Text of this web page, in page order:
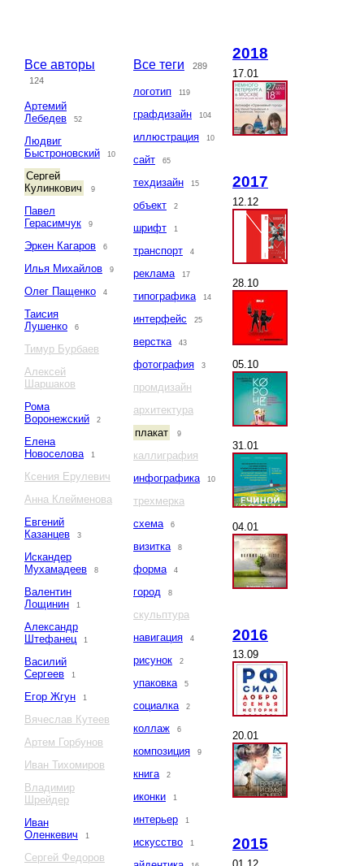
Все авторы
124
Артемий
Лебедев
52
Людвиг
Быстроновский
10
Сергей
Кулинкович
9
Павел
Герасимчук
9
Эркен Кагаров 6
Илья Михайлов 9
Олег Пащенко 4
Таисия
Лушенко
6
Тимур Бурбаев
Алексей
Шаршаков
Рома
Воронежский
2
Елена
Новоселова
1
Ксения Ерулевич
Анна Клейменова
Евгений
Казанцев
3
Искандер
Мухамадеев
8
Валентин
Лощинин
1
Александр
Штефанец
1
Василий
Сергеев
1
Егор Жгун 1
Вячеслав Кутеев
Артем Горбунов
Иван Тихомиров
Владимир
Шрейдер
Иван
Оленкевич
1
Сергей Федоров
Все теги 289
логотип 119
графдизайн 104
иллюстрация 10
сайт 65
техдизайн 15
объект 2
шрифт 1
транспорт 4
реклама 17
типографика 14
интерфейс 25
верстка 43
фотография 3
промдизайн
архитектура
плакат
9
каллиграфия
инфографика
10
трехмерка
схема
6
визитка 8
форма 4
город 8
скульптура
навигация
4
рисунок 2
упаковка 5
социалка 2
коллаж 6
композиция 9
книга 2
иконки 1
интерьер 1
искусство 1
2018
17.01
2017
12.12
28.10
05.10
31.01
04.01
2016
13.09
20.01
2015